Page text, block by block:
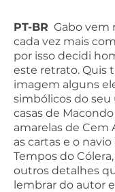
PT-BR Gabo vem
cada vez mais
por isso decidi
este retrato. Quis
imagem alguns
simbólicos do seu
casas de
amarelas de Cem
as cartas e o
Tempos do
outros detalhes
lembrar do autor